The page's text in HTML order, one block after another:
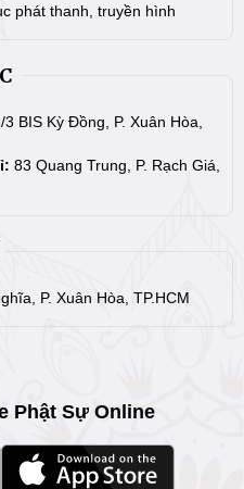
phát thanh, truyền hình
3 BIS Kỳ Đồng, P. Xuân Hòa,
83 Quang Trung, P. Rạch Giá,
P. Xuân Hòa, TP.HCM
Phật Sự Online